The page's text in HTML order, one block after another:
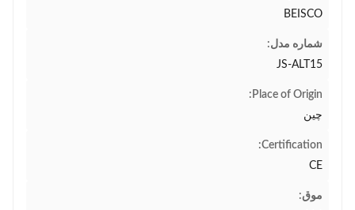
BEISCO
شماره مدل:
JS-ALT15
Place of Origin:
چین
Certification:
CE
موق: